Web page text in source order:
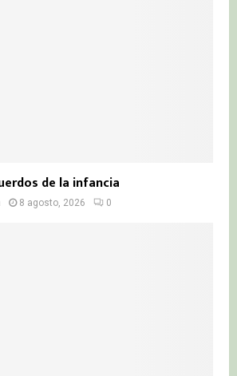
de la infancia
8 agosto, 2026 0